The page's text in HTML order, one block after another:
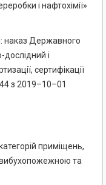
і нафтохімії»
Державного
і
сертифікації
з 2019–10–01
приміщень,
вибухопожежною та